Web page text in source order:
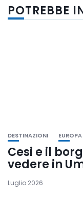
POTREBBE
DESTINAZIONI EUROPA
Cesi e il
vedere in
Luglio 2026